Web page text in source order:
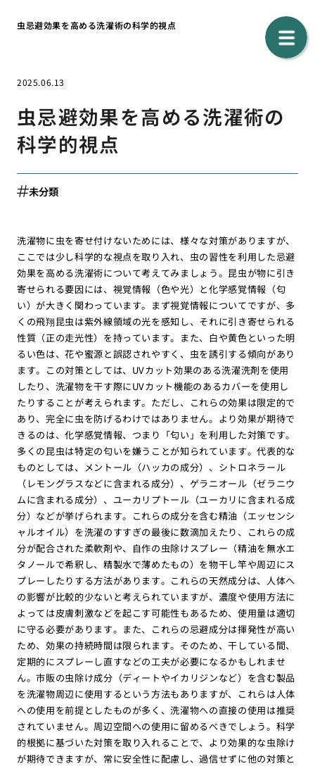
虫忌避効果を高める洗濯術の科学的視点
2025.06.13
虫忌避効果を高める洗濯術の
科学的視点
未分類
洗濯物に虫を寄せ付けないためには、様々な対策がありますが、
ここでは少し科学的な視点を取り入れ、虫の習性を利用した忌避
効果を高める洗濯術について考えてみましょう。昆虫が物に引き
寄せられる要因には、視覚情報（色や光）と化学感覚情報（匂
い）が大きく関わっています。まず視覚情報についてですが、多
くの飛翔昆虫は紫外線領域の光を感知し、それに引き寄せられる
性質（正の走光性）を持っています。また、白や黄色といった明
るい色は、花や蜜源と誤認されやすく、虫を誘引する傾向があり
ます。この対策としては、UVカット効果のある洗濯洗剤を使用
したり、洗濯物を干す際にUVカット機能のあるカバーを使用し
たりすることが考えられます。ただし、これらの効果は限定的で
あり、完全に虫を防げるわけではありません。より効果が期待で
きるのは、化学感覚情報、つまり「匂い」を利用した対策です。
多くの昆虫は特定の匂いを嫌うことが知られています。代表的な
ものとしては、メントール（ハッカの成分）、シトロネラール
（レモングラスなどに含まれる成分）、ゲラニオール（ゼラニウ
ムに含まれる成分）、ユーカリプトール（ユーカリに含まれる成
分）などが挙げられます。これらの成分を含む精油（エッセンシ
ャルオイル）を洗濯のすすぎの最後に数滴加えたり、これらの成
分が配合された柔軟剤や、自作の虫除けスプレー（精油を無水エ
タノールで希釈し、精製水で薄めたもの）を物干し竿や周辺にス
プレーしたりする方法があります。これらの天然成分は、人体へ
の影響が比較的少ないと考えられていますが、濃度や使用方法に
よっては皮膚刺激などを起こす可能性もあるため、使用量は適切
に守る必要があります。また、これらの忌避成分は揮発性が高い
ため、効果の持続時間は限られます。そのため、干している間、
定期的にスプレーし直すなどの工夫が必要になるかもしれませ
ん。市販の虫除け成分（ディートやイカリジンなど）を含む製品
を洗濯物周辺に使用するという方法もありますが、これらは人体
への使用を前提としたものが多く、洗濯物への直接の使用は推奨
されていません。周辺空間への使用に留めるべきでしょう。科学
的根拠に基づいた対策を取り入れることで、より効果的な虫除け
が期待できますが、常に安全性に配慮し、過信せずに他の対策と